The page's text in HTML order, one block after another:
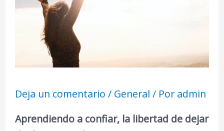
Deja un comentario / General / Por admin
Aprendiendo a confiar, la libertad de dejar